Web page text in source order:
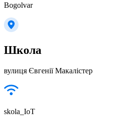
Bogolvar
Школа
вулиця Євгенії Макалістер
skola_IoT